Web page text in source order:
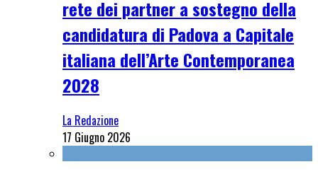
rete dei partner a sostegno della
candidatura di Padova a Capitale
italiana dell’Arte Contemporanea
2028
La Redazione
17 Giugno 2026